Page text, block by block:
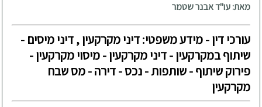
מאת: עו"ד אבנר שטמר
עורכי דין - מידע משפטי: דיני מקרקעין , דיני מיסים -
שיתוף במקרקעין - דיני מקרקעין - מיסוי מקרקעין -
פירוק שיתוף - שותפות - נכס - דירה - מס שבח
מקרקעין